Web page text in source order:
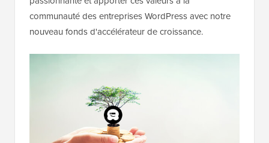
communauté des entreprises WordPress avec notre
nouveau fonds d'accélérateur de croissance.